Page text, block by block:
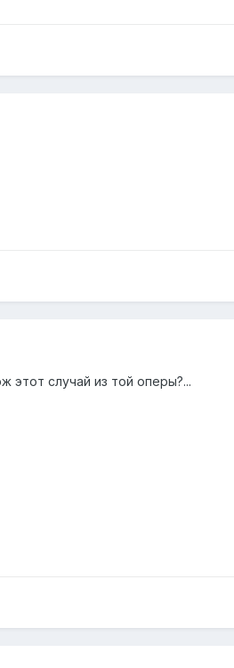
этот случай из той оперы?...